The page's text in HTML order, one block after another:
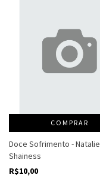
COMPRAR
Doce Sofrimento - Natalie
Shainess
R$10,00